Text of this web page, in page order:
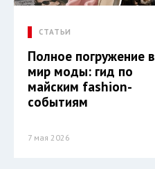
СТАТЬИ
Полное погружение в
мир моды: гид по
майским fashion-
событиям
7 мая 2026